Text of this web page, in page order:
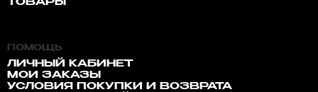
ТОВАРЫ
ПОМОЩЬ
ЛИЧНЫЙ КАБИНЕТ
МОИ ЗАКАЗЫ
УСЛОВИЯ ПОКУПКИ И ВОЗВРАТА